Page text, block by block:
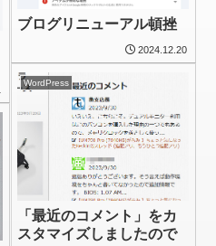
ブログリニューアル頓挫
2024.12.20
WordPress
「最近のコメント」をカ
スタマイズしましたので